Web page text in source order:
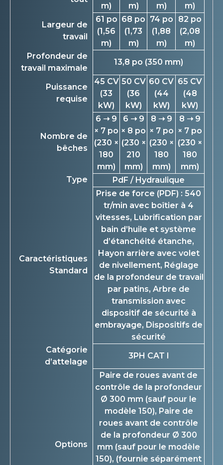
m) m) m)
m)
Largeur de
travail
61 po
(1,56
m)
68 po
(1,73
m)
74 po
(1,88
m)
82 po
(2,08
m)
Profondeur de
travail maximale
13,8 po (350 mm)
Puissance
requise
45 CV
(33
kW)
50 CV
(36
kW)
60 CV
(44
kW)
65 CV
(48
kW)
Nombre de
bêches
6 ➝ 9
× 7 po
(230 ×
180
mm)
6 ➝ 9
× 8 po
(230 ×
210
mm)
8 ➝ 9
× 7 po
(230 ×
180
mm)
8 ➝ 9
× 7 po
(230 ×
180
mm)
Type
PdF / Hydraulique
Caractéristiques
Standard
Prise de force (PDF) : 540
tr/min avec boîtier à 4
vitesses, Lubrification par
bain d’huile et système
d’étanchéité étanche,
Hayon arrière avec volet
de nivellement, Réglage
de la profondeur de travail
par patins, Arbre de
transmission avec
dispositif de sécurité à
embrayage, Dispositifs de
sécurité
Catégorie
d’attelage
3PH CAT I
Options
Paire de roues avant de
contrôle de la profondeur
Ø 300 mm (sauf pour le
modèle 150), Paire de
roues avant de contrôle
de la profondeur Ø 300
mm (sauf pour le modèle
150), (fournie séparément